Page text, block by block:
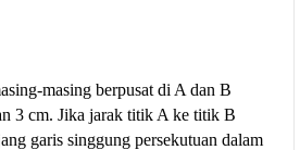
masing berpusat di A dan B
3 cm. Jika jarak titik A ke titik B
garis singgung persekutuan dalam